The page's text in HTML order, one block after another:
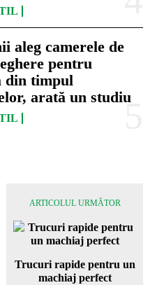
aleg camerele de
pentru
din timpul
arată un studiu
ARTICOLUL URMĂTOR
Trucuri rapide pentru un
machiaj perfect